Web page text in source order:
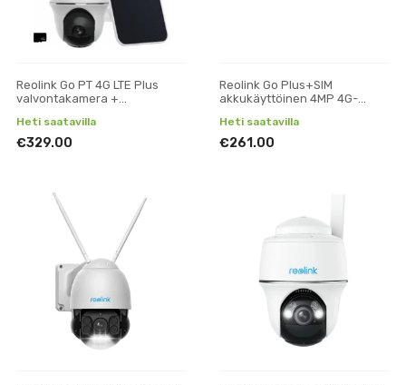
Reolink Go PT 4G LTE Plus
valvontakamera +
Heti saatavilla
€329.00
Reolink Go Plus+SIM
akkukäyttöinen 4MP 4G-
Heti saatavilla
€261.00